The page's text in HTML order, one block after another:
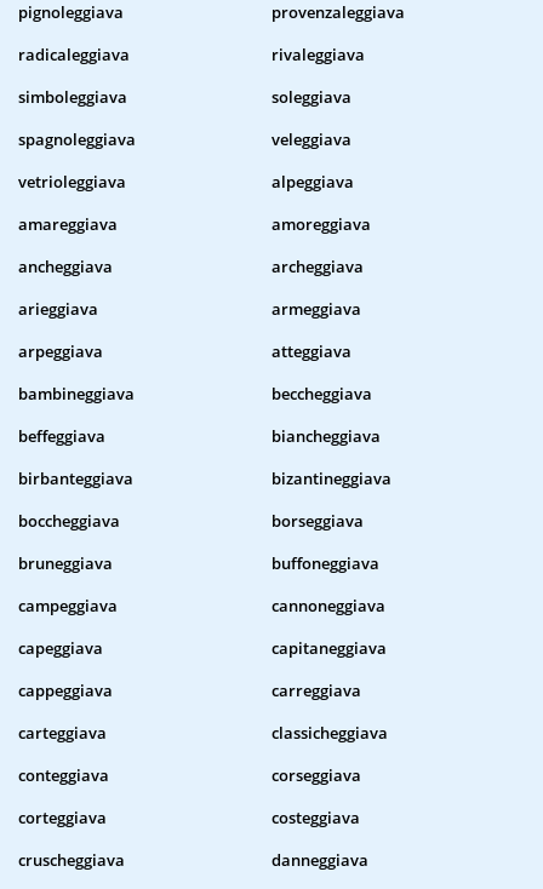
pignoleggiava
provenzaleggiava
radicaleggiava
rivaleggiava
simboleggiava
soleggiava
spagnoleggiava
veleggiava
vetrioleggiava
alpeggiava
amareggiava
amoreggiava
ancheggiava
archeggiava
arieggiava
armeggiava
arpeggiava
atteggiava
bambineggiava
beccheggiava
beffeggiava
biancheggiava
birbanteggiava
bizantineggiava
boccheggiava
borseggiava
bruneggiava
buffoneggiava
campeggiava
cannoneggiava
capeggiava
capitaneggiava
cappeggiava
carreggiava
carteggiava
classicheggiava
conteggiava
corseggiava
corteggiava
costeggiava
cruscheggiava
danneggiava